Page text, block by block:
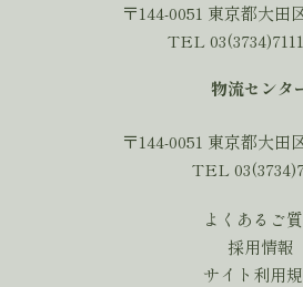
〒144-0051 東京都大田
TEL 03(3734)7111
物流センタ
〒144-0051 東京都大田
TEL
よくあるご
採用情報
サイト利用